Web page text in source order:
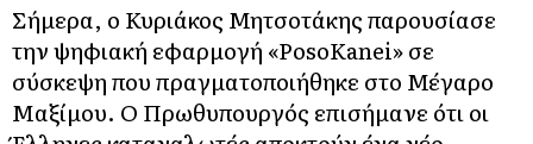
Σήμερα, ο Κυριάκος Μητσοτάκης παρουσίασε
την ψηφιακή εφαρμογή «PosoKanei» σε
σύσκεψη που πραγματοποιήθηκε στο Μέγαρο
Μαξίμου. Ο Πρωθυπουργός επισήμανε ότι οι